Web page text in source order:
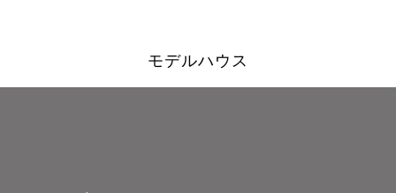
モデルハウス